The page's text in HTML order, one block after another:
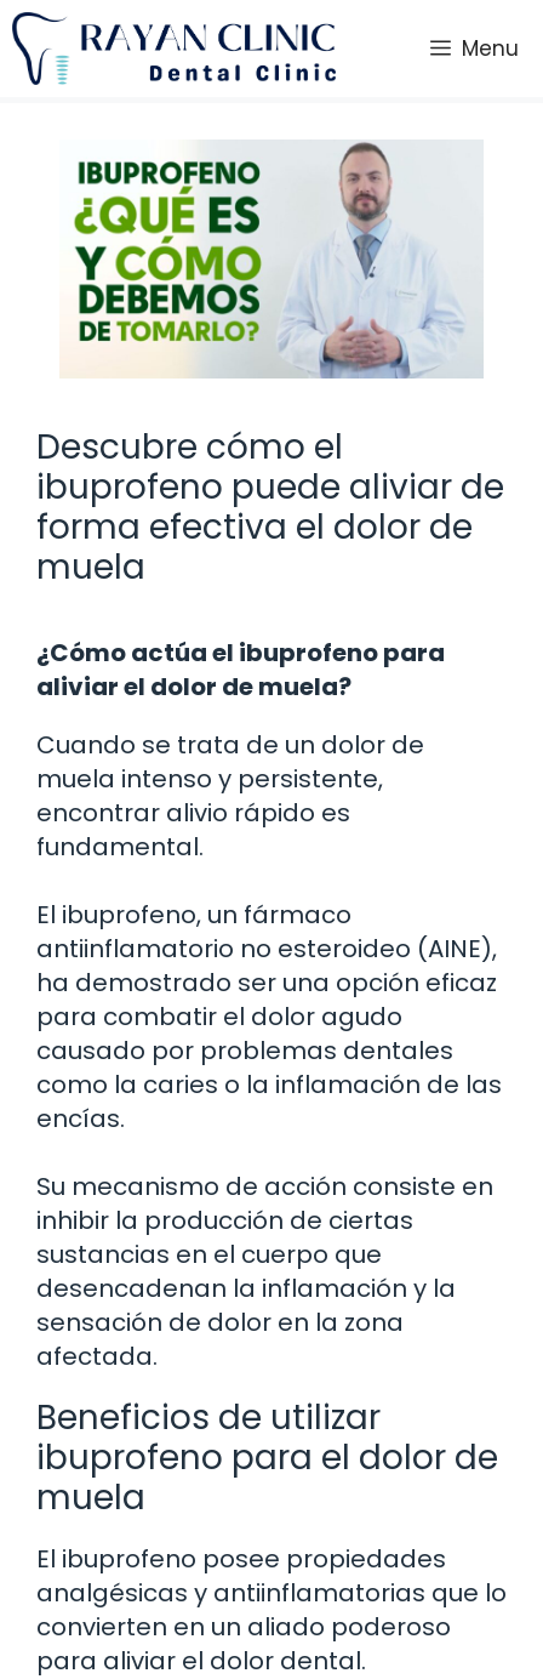
Saltar
al
contenido
Menu
Descubre cómo el
ibuprofeno puede aliviar de
forma efectiva el dolor de
muela
¿Cómo actúa el ibuprofeno para
aliviar el dolor de muela?
Cuando se trata de un dolor de
muela intenso y persistente,
encontrar alivio rápido es
fundamental.
El ibuprofeno, un fármaco
antiinflamatorio no esteroideo (AINE),
ha demostrado ser una opción eficaz
para combatir el dolor agudo
causado por problemas dentales
como la caries o la inflamación de las
encías.
Su mecanismo de acción consiste en
inhibir la producción de ciertas
sustancias en el cuerpo que
desencadenan la inflamación y la
sensación de dolor en la zona
afectada.
Beneficios de utilizar
ibuprofeno para el dolor de
muela
El ibuprofeno posee propiedades
analgésicas y antiinflamatorias que lo
convierten en un aliado poderoso
para aliviar el dolor dental.